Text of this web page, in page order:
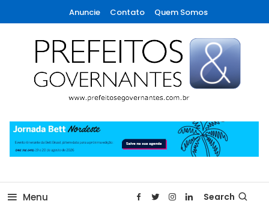
To
Content
Anuncie Contato Quem Somos
Prefeitos & Governantes
Menu Search